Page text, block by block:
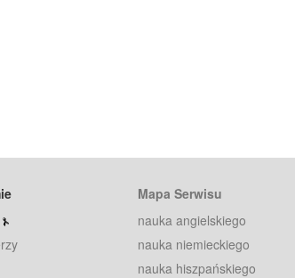
Mapa Serwisu
nauka angielskiego
nauka niemieckiego
nauka hiszpańskiego